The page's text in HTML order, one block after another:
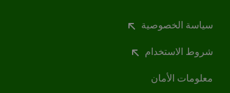
سياسة الخصوصية
شروط الاستخدام
معلومات الأمان